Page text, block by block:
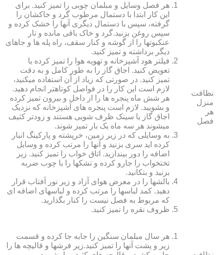
نظافت
منزل
هر
فصل
هر فصل وسایل و مبلمان چوبی را تمیز کنید. برای
این کار ابتدا با دستمال مرطوب گرد و خاک‏شان را
گرفته، سپس با دستمال دیگری آنها را خشک کرده و
سپس روغن بزنید.گرد و خاک باقی مانده و تار
عنکبوت‏ها را از گوشه و کنار سقف، راه پله‏ ها و جاهای
دیگر برداشته و تمیز کنید.
فیلتر هود آشپزخانه و تهویه هوا را تمیز کرده یا
تعویض کنید. اجاق گاز را به طور کامل و به دقت
تمیز کنید. در صورتی که زیاد از آن استفاده می‏کنید،
لازم است این کار را در فواصل کوتاه‏تر انجام دهید.
هر شش ماه پنجره‏ ها را از داخل و بیرون تمیز کرده
و بشویید. لازم است پنجره‏ های آشپزخانه که نزدیک
اجاق گاز یا سینک ظرف شویی هستند و زودتر کثیف
می‏شوند هر سه ماه یک بار تمیز شوند.
به وسایلی که در زیر زمین، خرپشته و پارکینگ انبار
کرده‏ اید سری بزنید و آنها را مرتب کرده و وسایل
اضافه را دور بیندازید. اتاق خواب را تمیز کنید. زیر
تختخواب را جارو کرده و تشک‏ها را با چوب ضربه
بزنید و بتکانید.
بالش‏ها را در معرض هوای آزاد و زیر نور آفتاب قرار
دهید. کمد لباس‏ها را مرتب کرده و لباس‏های اضافه ای
که مربوط به فصل نیست را کنار بگذارید.
ظروف نقره را تمیز کنید.
هر سال مبلمان سنگین را جابه جا کرده و قسمت
زیر و پشت آنها را تمیز کنید.زیر فرش‏ها و قالیچه‏ ها را